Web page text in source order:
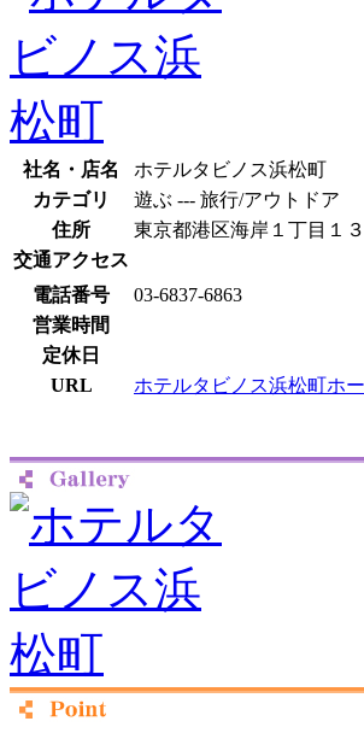
社名・店名
ホテルタビノス浜松町
カテゴリ
遊ぶ --- 旅行/アウトドア
住所
東京都港区海岸１丁目１
交通アクセス
電話番号
03-6837-6863
営業時間
定休日
URL
ホテルタビノス浜松町ホ